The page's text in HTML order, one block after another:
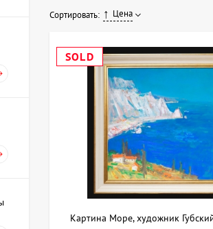
Сортировать: Цена
SOLD
Картина Море, художник